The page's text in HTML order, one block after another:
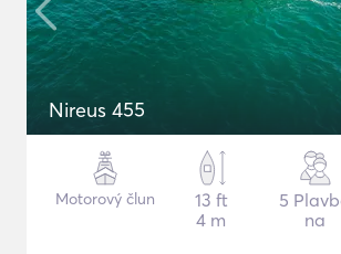
Nireus 455
Motorový člun
13 ft
4 m
5
na